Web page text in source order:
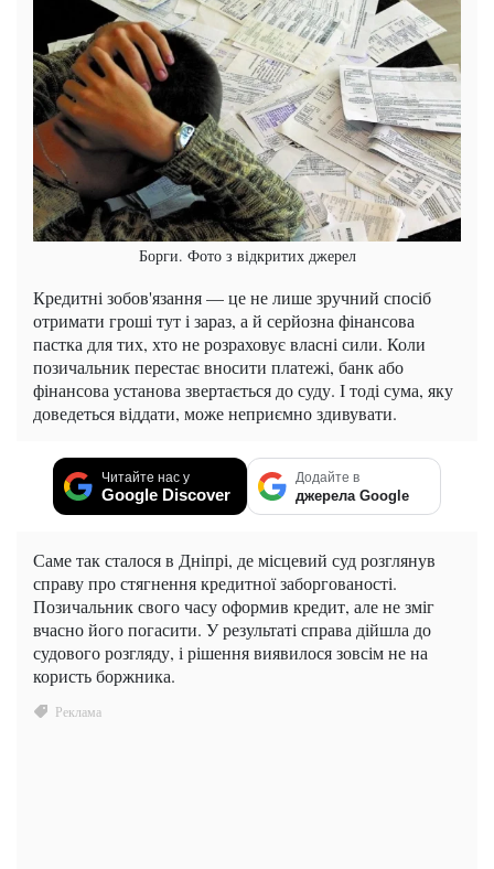
Борги. Фото з відкритих джерел
Кредитні зобов'язання — це не лише зручний спосіб
отримати гроші тут і зараз, а й серйозна фінансова
пастка для тих, хто не розраховує власні сили. Коли
позичальник перестає вносити платежі, банк або
фінансова установа звертається до суду. І тоді сума, яку
доведеться віддати, може неприємно здивувати.
Читайте нас у
Google Discover
Додайте в
джерела Google
Саме так сталося в Дніпрі, де місцевий суд розглянув
справу про стягнення кредитної заборгованості.
Позичальник свого часу оформив кредит, але не зміг
вчасно його погасити. У результаті справа дійшла до
судового розгляду, і рішення виявилося зовсім не на
користь боржника.